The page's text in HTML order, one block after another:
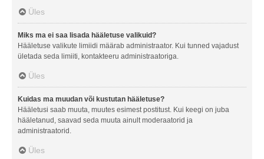
Üles
Miks ma ei saa lisada hääletuse valikuid?
Hääletuse valikute limiidi määrab administraator. Kui tunned vajadust
ületada seda limiiti, kontakteeru administraatoriga.
Üles
Kuidas ma muudan või kustutan hääletuse?
Hääletusi saab muuta, muutes esimest postitust. Kui keegi on juba
hääletanud, saavad seda muuta ainult moderaatorid ja
administraatorid.
Üles